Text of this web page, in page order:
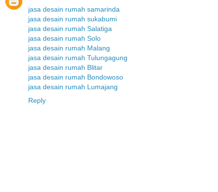
jasa desain rumah samarinda
jasa desain rumah sukabumi
jasa desain rumah Salatiga
jasa desain rumah Solo
jasa desain rumah Malang
jasa desain rumah Tulungagung
jasa desain rumah Blitar
jasa desain rumah Bondowoso
jasa desain rumah Lumajang
Reply